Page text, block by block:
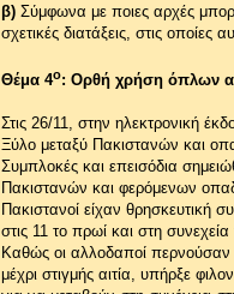
β) Σύμφωνα με ποιες αρχές
σχετικές διατάξεις, στις οποίες
Θέμα 4ο: Ορθή χρήση όπλων
Στις 26/11, στην ηλεκτρονική
Ξύλο μεταξύ Πακιστανών και
Συμπλοκές και επεισόδια
Πακιστανών και φερόμενων
Πακιστανοί είχαν θρησκευτική
στις 11 το πρωί και στη
Καθώς οι αλλοδαποί
μέχρι στιγμής αιτία, υπήρξε